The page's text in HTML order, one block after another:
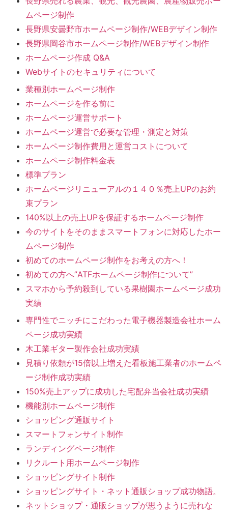
ムページ制作
長野県安曇野市ホームページ制作/WEBデザイン制作
長野県岡谷市ホームページ制作/WEBデザイン制作
ホームページ作成 Q&A
Webサイトのセキュリティについて
業種別ホームページ制作
ホームページを作る前に
ホームページ運営サポート
ホームページ運営で必要な管理・測定と対策
ホームページ制作費用と運営コストについて
ホームページ制作料金表
標準プラン
ホームページリニューアルの１４０％売上UPのお約
束プラン
140%以上の売上UPを保証するホームページ制作
今のサイトをそのままスマートフォンに対応したホー
ムページ制作
初めてのホームページ制作をお考えの方へ！
初めての方へ”ATFホームページ制作について”
スマホから予約殺到している果樹園ホームページ成功
実績
専門性でニッチにこだわった電子機器製造会社ホーム
ページ成功実績
木工業ギター製作会社成功実績
見積り依頼が15倍以上増えた看板施工業者のホームペ
ージ制作成功実績
150%売上アップに成功した宅配弁当会社成功実績
機能別ホームページ制作
ショッピング通販サイト
スマートフォンサイト制作
ランディングページ制作
リクルート用ホームページ制作
ショッピングサイト制作
ショッピングサイト・ネット通販ショップ成功物語。
ネットショップ・通販ショップが思うように売れな